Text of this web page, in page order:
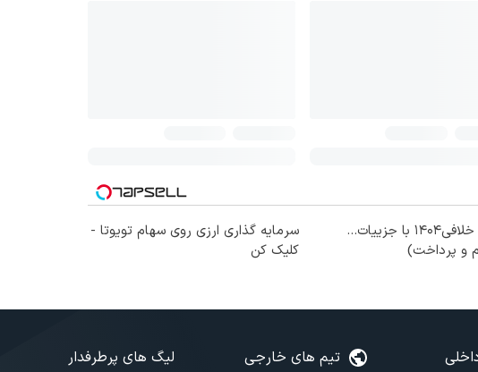
دریافت خلافی۱۴۰۴ با جزییات...
و پرداخت)
سرمایه گذاری ارزی روی سهام تویوتا -
کلیک کن
تیم های خارجی لیگ های پرطرفدار